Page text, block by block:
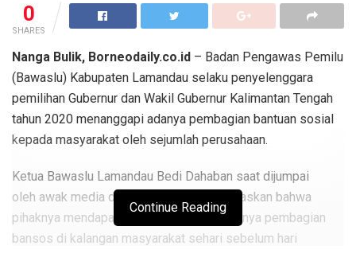
0
SHARES
Nanga Bulik, Borneodaily.co.id – Badan Pengawas Pemilu
(Bawaslu) Kabupaten Lamandau selaku penyelenggara
pemilihan Gubernur dan Wakil Gubernur Kalimantan Tengah
tahun 2020 menanggapi adanya pembagian bantuan sosial
kepada masyarakat oleh sejumlah perusahaan.
Ketua Bawaslu Lamandau Bedi Dahaban saat dijumpai
oleh awak media di ruang kerjanya menjelaskan bahwa
pihaknya mendapatkan laporan terkait adanya pembagian
bansos di kalangan masyarakat sehari sebelum hari
Continue Reading